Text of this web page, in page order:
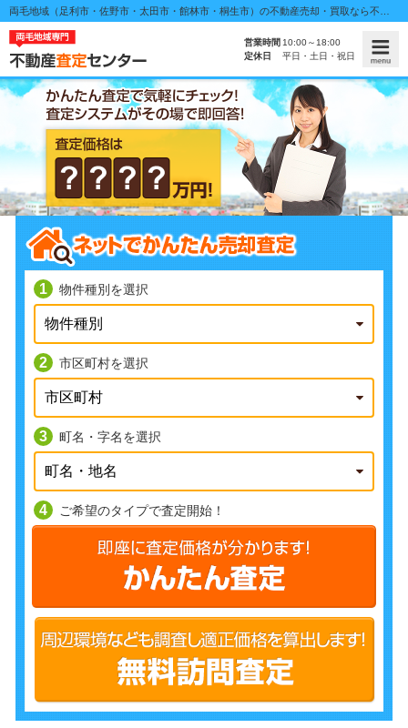
営業時間 10:00～18:00
定休日
平日・土日・祝日
物件種別を選択
市区町村を選択
町名・字名を選択
ご希望のタイプで査定開始！